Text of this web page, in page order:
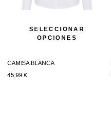
SELECCIONAR
OPCIONES
CAMISA BLANCA
45,99 €